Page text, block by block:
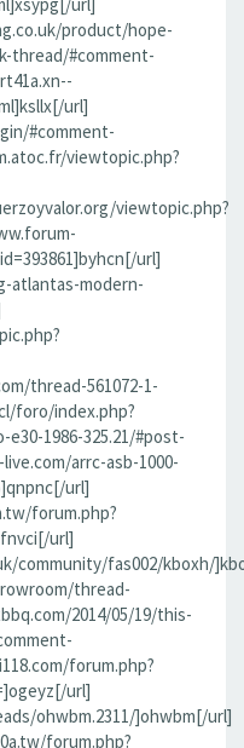
product/hope-
thread/#comment-
url]
#comment-
viewtopic.php?
viewtopic.php?
url]
atlantas-modern-
thread-561072-1-
foro/index.php?
1986-325.21/#post-
arrc-asb-1000-
url]
forum.php?
url]
community/fas002/kboxh/
thread-
2014/05/19/this-
forum.php?
url]
ohwbm.2311/]ohwbm[/url]
forum.php?